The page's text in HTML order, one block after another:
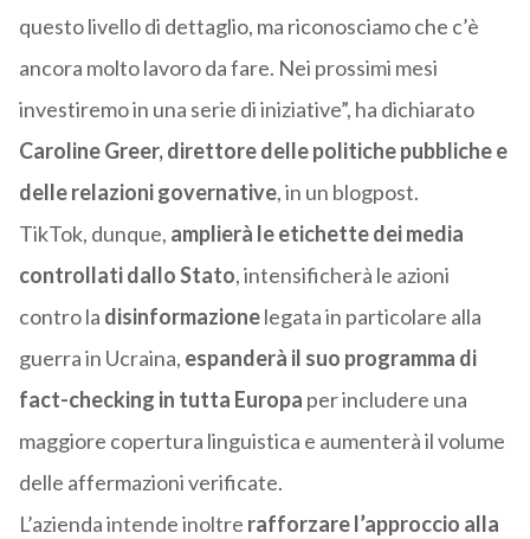
questo livello di dettaglio, ma riconosciamo che c’è
ancora molto lavoro da fare. Nei prossimi mesi
investiremo in una serie di iniziative”, ha dichiarato
Caroline Greer, direttore delle politiche pubbliche e
delle relazioni governative, in un blogpost.
TikTok, dunque, amplierà le etichette dei media
controllati dallo Stato, intensificherà le azioni
contro la disinformazionelegata in particolare alla
guerra in Ucraina, espanderà il suo programma di
fact-checking in tutta Europa per includere una
maggiore copertura linguistica e aumenterà il volume
delle affermazioni verificate.
L’azienda intende inoltre rafforzare l’approccio alla